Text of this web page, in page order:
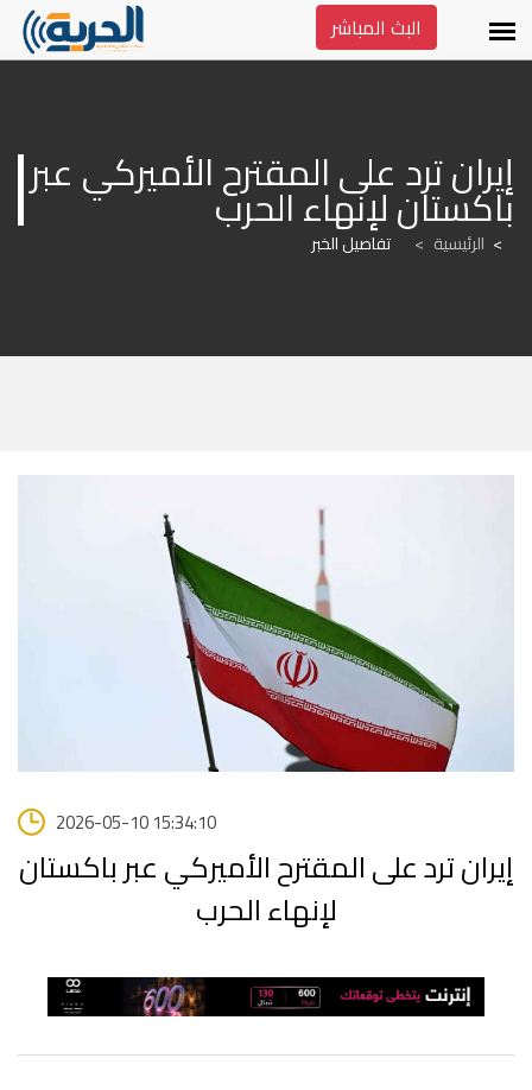
البث المباشر
إيران ترد على المقترح الأميركي عبر
باكستان لإنهاء الحرب
الرئيسية > تفاصيل الخبر
2026-05-10 15:34:10
إيران ترد على المقترح الأميركي عبر باكستان
لإنهاء الحرب